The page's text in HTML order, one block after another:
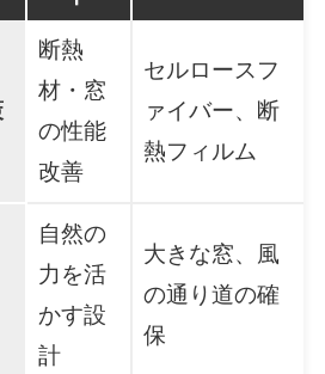
断熱
材・窓
の性能
改善
セルロースフ
ァイバー、断
熱フィルム
自然の
力を活
かす設
計
大きな窓、風
の通り道の確
保